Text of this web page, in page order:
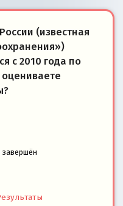
(известная
с 2010 года по
завершён